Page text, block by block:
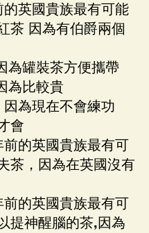
的英國貴族最有可能
茶 因為有伯爵兩個
為罐裝茶方便攜帶
為比較貴
為現在不會練功
會
前的英國貴族最有可
茶，因為在英國沒有
前的英國貴族最有可
提神醒腦的茶,因為